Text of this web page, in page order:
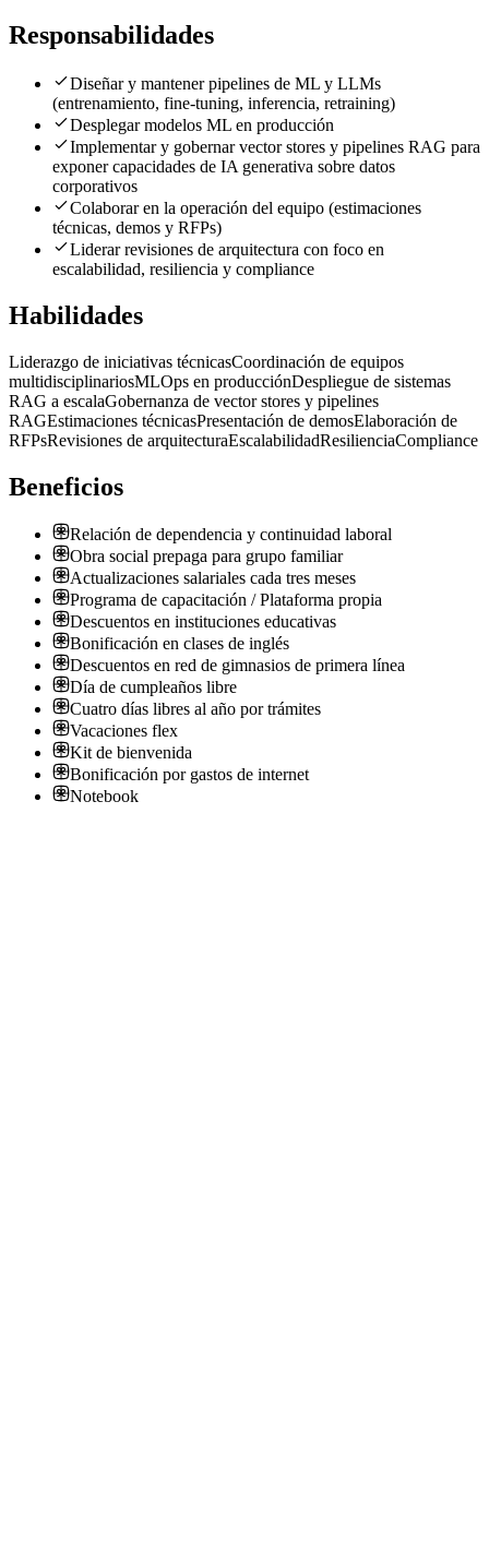
Responsabilidades
Diseñar y mantener pipelines de ML y LLMs
(entrenamiento, fine-tuning, inferencia, retraining)
Desplegar modelos ML en producción
Implementar y gobernar vector stores y pipelines RAG para
exponer capacidades de IA generativa sobre datos
corporativos
Colaborar en la operación del equipo (estimaciones
técnicas, demos y RFPs)
Liderar revisiones de arquitectura con foco en
escalabilidad, resiliencia y compliance
Habilidades
Liderazgo de iniciativas técnicasCoordinación de equipos
multidisciplinariosMLOps en producciónDespliegue de sistemas
RAG a escalaGobernanza de vector stores y pipelines
RAGEstimaciones técnicasPresentación de demosElaboración de
RFPsRevisiones de arquitecturaEscalabilidadResilienciaCompliance
Beneficios
Relación de dependencia y continuidad laboral
Obra social prepaga para grupo familiar
Actualizaciones salariales cada tres meses
Programa de capacitación / Plataforma propia
Descuentos en instituciones educativas
Bonificación en clases de inglés
Descuentos en red de gimnasios de primera línea
Día de cumpleaños libre
Cuatro días libres al año por trámites
Vacaciones flex
Kit de bienvenida
Bonificación por gastos de internet
Notebook